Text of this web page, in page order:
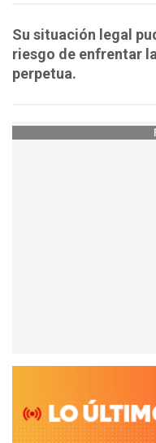
Su situación legal
riesgo de enfrentar
perpetua.